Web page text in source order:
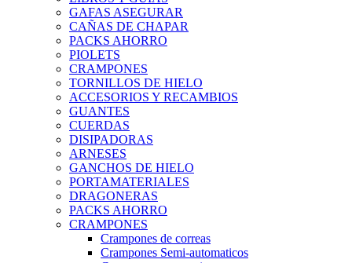
GAFAS ASEGURAR
CAÑAS DE CHAPAR
PACKS AHORRO
PIOLETS
CRAMPONES
TORNILLOS DE HIELO
ACCESORIOS Y RECAMBIOS
GUANTES
CUERDAS
DISIPADORAS
ARNESES
GANCHOS DE HIELO
PORTAMATERIALES
DRAGONERAS
PACKS AHORRO
CRAMPONES
Crampones de correas
Crampones Semi-automaticos